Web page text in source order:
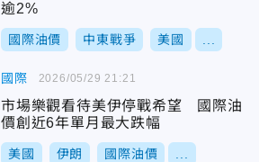
逾2%
國際油價 中東戰爭 美國
國際
市場樂觀看待美伊停戰希望 國際油
價創近6年單月最大跌幅
美國 伊朗 國際油價
2026/05/29 21:21